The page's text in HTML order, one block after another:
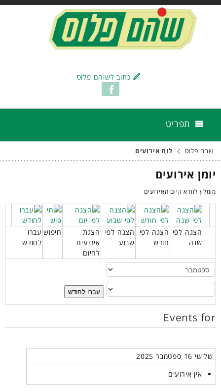
כתוב לשוהם פלוס
תפריט
שהם פלוס לוח אירועים
יומן אירועים
מומלץ לוודא קיום האירועים
הצגה לפי
שנה
הצגה לפי
חודש
הצגה לפי
שבוע
הצגת
אירועים
להיום
חיפוש עברו
לחודש
עברו לחודש
Events for
שלישי 16 ספטמבר 2025
אין אירועים